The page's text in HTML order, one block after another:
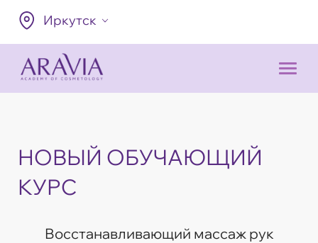
Иркутск
НОВЫЙ ОБУЧАЮЩИЙ
КУРС
Восстанавливающий массаж рук